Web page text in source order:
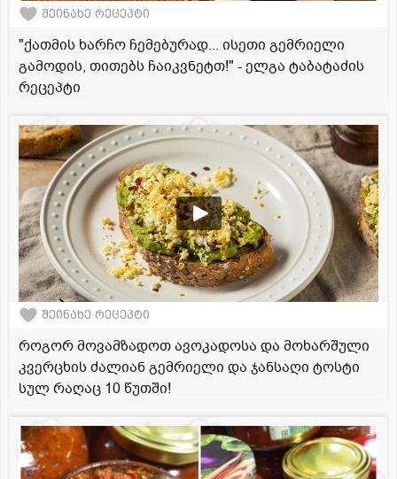
შეინახე რეცეპტი
"ქათმის ხარჩო ჩემებურად... ისეთი გემრიელი
გამოდის, თითებს ჩაიკვნეტთ!" - ელგა ტაბატაძის
რეცეპტი
შეინახე რეცეპტი
როგორ მოვამზადოთ ავოკადოსა და მოხარშული
კვერცხის ძალიან გემრიელი და ჯანსაღი ტოსტი
სულ რაღაც 10 წუთში!